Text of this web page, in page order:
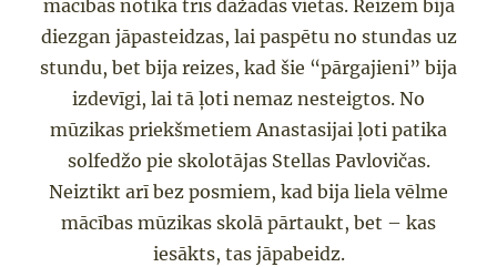
mācības notika trīs dažādās vietās. Reizēm bija
diezgan jāpasteidzas, lai paspētu no stundas uz
stundu, bet bija reizes, kad šie “pārgajieni” bija
izdevīgi, lai tā ļoti nemaz nesteigtos. No
mūzikas priekšmetiem Anastasijai ļoti patika
solfedžo pie skolotājas Stellas Pavlovičas.
Neiztikt arī bez posmiem, kad bija liela vēlme
mācības mūzikas skolā pārtaukt, bet – kas
iesākts, tas jāpabeidz.